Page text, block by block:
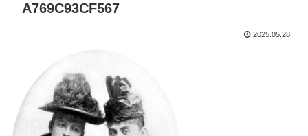
A769C93CF567
2025.05.28